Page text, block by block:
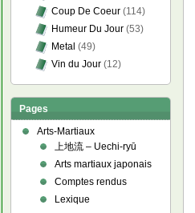
Coup De Coeur (114)
Humeur Du Jour (53)
Metal (49)
Vin du Jour (12)
Pages
Arts-Martiaux
上地流 – Uechi-ryū
Arts martiaux japonais
Comptes rendus
Lexique